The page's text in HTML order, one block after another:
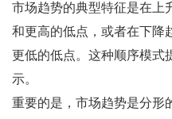
市场趋势的典型特征是在上
和更高的低点，或者在下降
更低的低点。这种顺序模式
示。
重要的是，市场趋势是分形